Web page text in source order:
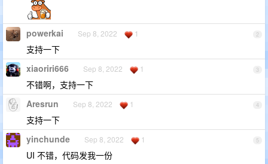
2
powerkai Sep 8, 2022 1
支持一下
3
xiaoriri666 Sep 8, 2022 1
不错啊，支持一下
4
Aresrun Sep 8, 2022 1
支持一下
5
yinchunde Sep 8, 2022 1
UI 不错，代码发我一份